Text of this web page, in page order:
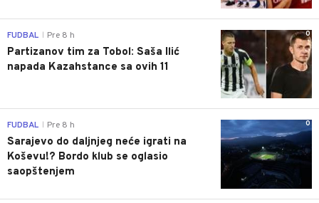
0
FUDBAL Pre 8 h
Partizanov tim za Tobol: Saša Ilić
napada Kazahstance sa ovih 11
0
FUDBAL Pre 8 h
Sarajevo do daljnjeg neće igrati na
Koševu!? Bordo klub se oglasio
saopštenjem